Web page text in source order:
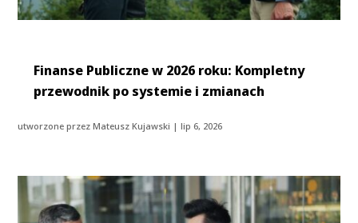
Finanse Publiczne w 2026 roku: Kompletny
przewodnik po systemie i zmianach
utworzone przezMateusz Kujawski |lip 6, 2026